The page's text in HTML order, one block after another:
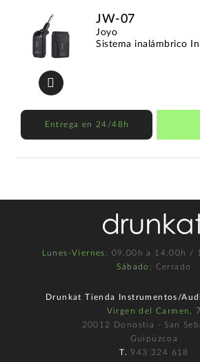
JW-07
Joyo
Sistema inalámbrico
Entrega en 24/48h
Lunes-Viernes : 09.00h a 14.00h /
Sábado : Cerrado
Drunkat Tienda Instrumentos/
Virgen del Carmen, 7
20012 Donostia - San
Guipúzcoa
T. 943 324 618